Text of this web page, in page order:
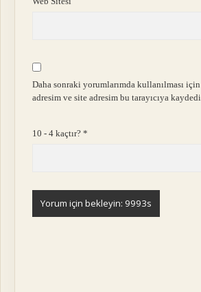
Daha sonraki yorumlarımda kullanılması için
adresim ve site adresim bu tarayıcıya
10 - 4 kaçtır?*